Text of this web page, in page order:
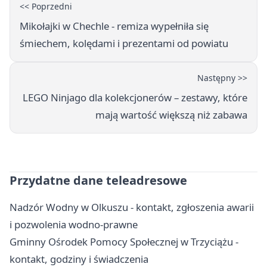
<< Poprzedni
Mikołajki w Chechle - remiza wypełniła się
śmiechem, kolędami i prezentami od powiatu
Następny >>
LEGO Ninjago dla kolekcjonerów – zestawy, które
mają wartość większą niż zabawa
Przydatne dane teleadresowe
Nadzór Wodny w Olkuszu - kontakt, zgłoszenia awarii
i pozwolenia wodno-prawne
Gminny Ośrodek Pomocy Społecznej w Trzyciążu -
kontakt, godziny i świadczenia